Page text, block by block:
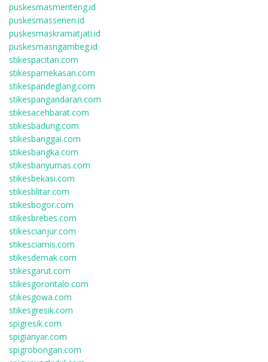
puskesmasmenteng.id
puskesmassenen.id
puskesmaskramatjati.id
puskesmasngambeg.id
stikespacitan.com
stikespamekasan.com
stikespandeglang.com
stikespangandaran.com
stikesacehbarat.com
stikesbadung.com
stikesbanggai.com
stikesbangka.com
stikesbanyumas.com
stikesbekasi.com
stikesblitar.com
stikesbogor.com
stikesbrebes.com
stikescianjur.com
stikesciamis.com
stikesdemak.com
stikesgarut.com
stikesgorontalo.com
stikesgowa.com
stikesgresik.com
spigresik.com
spigianyar.com
spigrobongan.com